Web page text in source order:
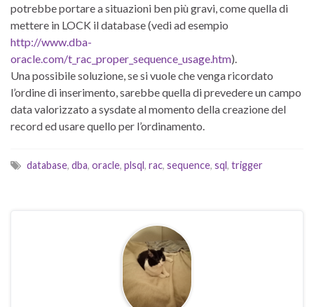
potrebbe portare a situazioni ben più gravi, come quella di
mettere in LOCK il database (vedi ad esempio
http://www.dba-
oracle.com/t_rac_proper_sequence_usage.htm).
Una possibile soluzione, se si vuole che venga ricordato
l’ordine di inserimento, sarebbe quella di prevedere un campo
data valorizzato a sysdate al momento della creazione del
record ed usare quello per l’ordinamento.
database, dba, oracle, plsql, rac, sequence, sql, trigger